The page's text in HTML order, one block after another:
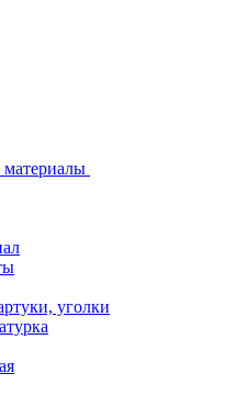
материалы
уголки